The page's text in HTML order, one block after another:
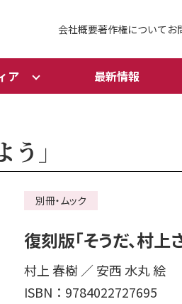
会社概要著作権について お
ア 最新情報
」
別冊・ムック
復刻版「そうだ、村上
村上 春樹 ／ 安西 水丸 絵
ISBN：9784022727695